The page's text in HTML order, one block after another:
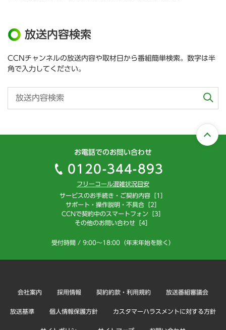
放送内容検索
CCNチャンネルの放送内容や取材日から番組簡単検索。数字は半
角で入力してください。
お電話でのお問い合わせ
0120-344-893
フリーコール混雑状況目安
サービスのお手続き・ご契約内容［1］
サポート・操作説明・不具合［2］
CCNで契約中のスマートフォン［3］
その他のお問い合わせ［4］
受付時間 / 9:00～18:00（年末年始を除く）
会社案内 採用情報 契約約款・利用規約 放送番組審議会
放送基準 個人情報保護方針 カスタマーハラスメントに対する方針